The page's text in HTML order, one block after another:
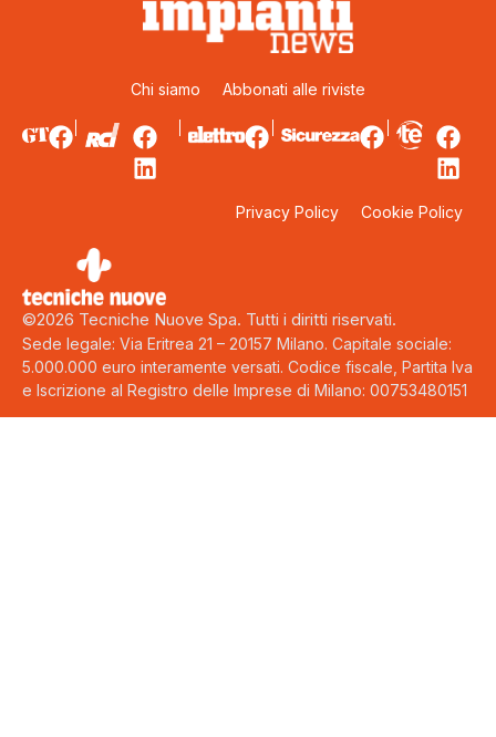
Chi siamo Abbonati alle riviste
Privacy Policy Cookie Policy
©2026 Tecniche Nuove Spa. Tutti i diritti riservati.
Sede legale: Via Eritrea 21 – 20157 Milano. Capitale sociale:
5.000.000 euro interamente versati. Codice fiscale, Partita Iva
e Iscrizione al Registro delle Imprese di Milano: 00753480151